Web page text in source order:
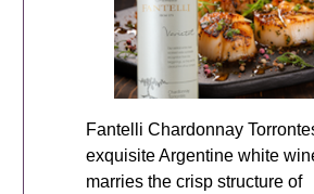
Fantelli Chardonnay
exquisite Argentine white
marries the crisp structure of